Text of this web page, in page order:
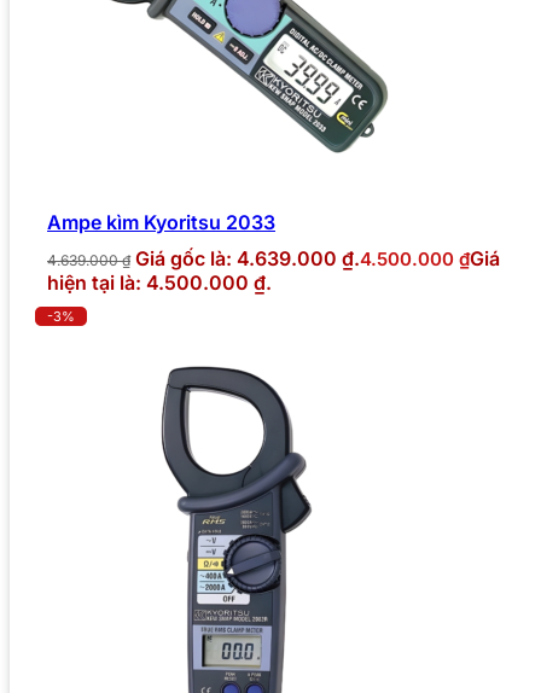
Ampe kìm Kyoritsu 2033
4.639.000₫ Giá gốc là: 4.639.000 ₫.4.500.000 ₫Giá
hiện tại là: 4.500.000 ₫.
-3%